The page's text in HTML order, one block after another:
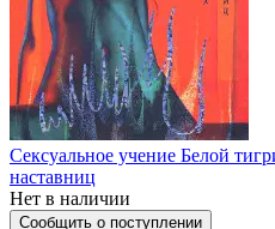
Сексуальное учение Белой
наставниц
Нет в наличии
Сообщить о поступлении